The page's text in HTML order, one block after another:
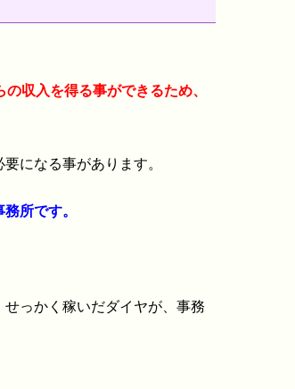
収入を得る事ができるため、
になる事があります。
所です。
っかく稼いだダイヤが、事務